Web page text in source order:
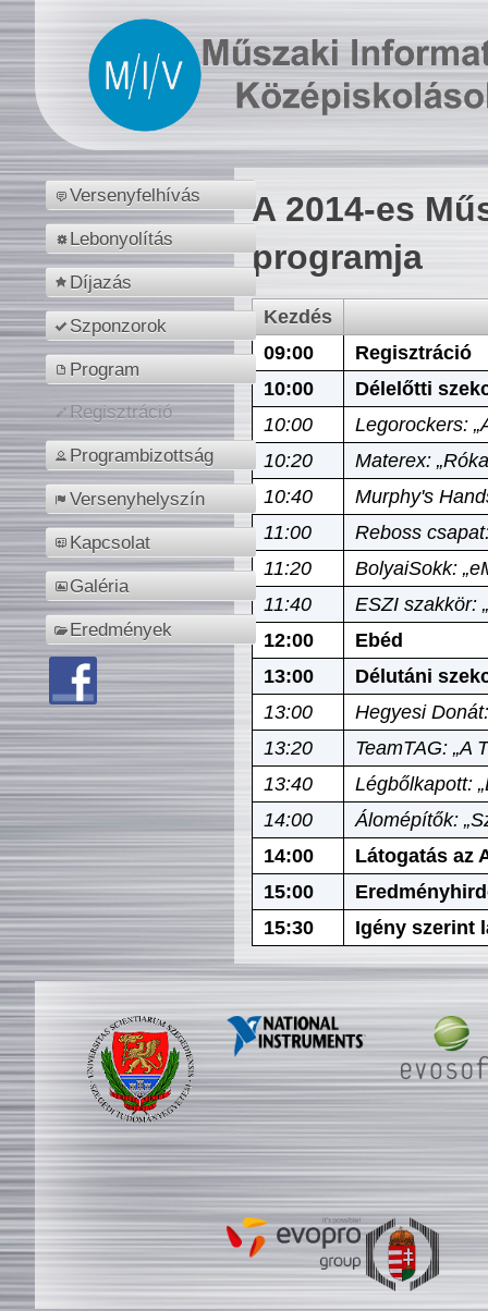
Versenyfelhívás
Lebonyolítás
Díjazás
Szponzorok
Program
Regisztráció
Programbizottság
Versenyhelyszín
Kapcsolat
Galéria
Eredmények
A 2014-es
programja
Kezdés
09:00
Regisztráció
10:00
Délelőtti
10:00
Legorockers:
10:20
Materex:
10:40
Murphy's
11:00
Reboss
11:20
BolyaiSokk:
11:40
ESZI szakkör:
12:00
Ebéd
13:00
Délutáni
13:00
Hegyesi
13:20
TeamTAG: „A
13:40
Légbőlkapott:
14:00
Álomépítők:
14:00
Látogatás az
15:00
15:30
Igény szerint